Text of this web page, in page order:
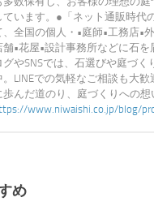
ています。●「ネット通販時代
、全国の個人・•庭師•工務店•
舗•花屋•設計事務所などに石
グやSNSでは、石選びや庭づく
。LINEでの気軽なご相談も大
歩んだ道のり、庭づくりへの
www.niwaishi.co.jp/blog/
め